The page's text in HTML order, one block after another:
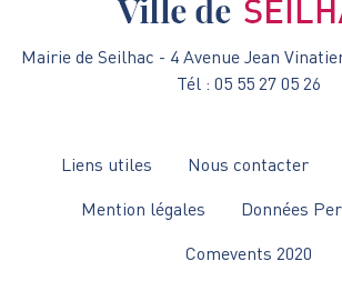
Mairie de Seilhac - 4 Avenue Jean
Tél : 05 55 27 05 26
Menu
Liens utiles Nous contacter
Mention légales
Données
Comevents 2020